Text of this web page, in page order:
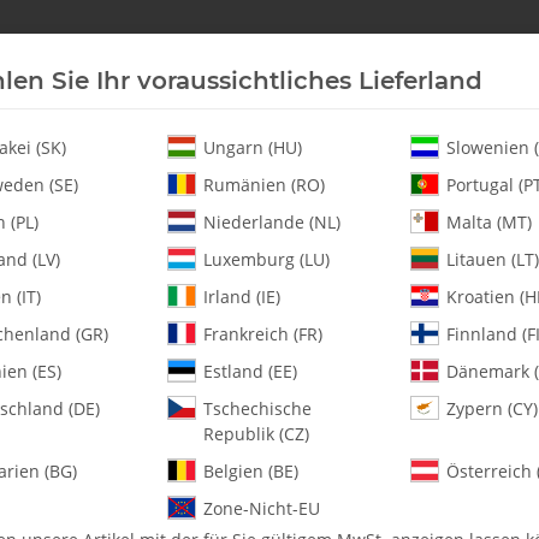
Neu an Lager Helikopter Turbine Heli-
- Pack of 1
131-51 Whiplash
Artikelnummer:MA131-51
Kategorie:
131-51 Whiplash Jack Shaft -
Sie Ihr voraussichtliches Lieferland
(SK) Ungarn (HU)
Slowenien
(SE)
Rumänien (RO)
Portugal
(PL)
Niederlande (NL)
Malta (MT)
(LV)
Luxemburg (LU)
Litauen (LT)
(IT)
Irland (IE)
Kroatien
(GR)
Frankreich (FR)
Finnland
(ES)
Estland (EE)
Dänemark
(DE)
Tschechische
Republik (CZ)
Zypern (CY)
(BG) Belgien (BE)
Österreich
Zone-Nicht-EU